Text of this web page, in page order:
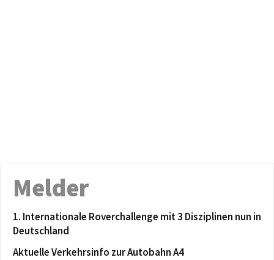
Melder
1. Internationale Roverchallenge mit 3 Disziplinen nun in
Deutschland
Aktuelle Verkehrsinfo zur Autobahn A4